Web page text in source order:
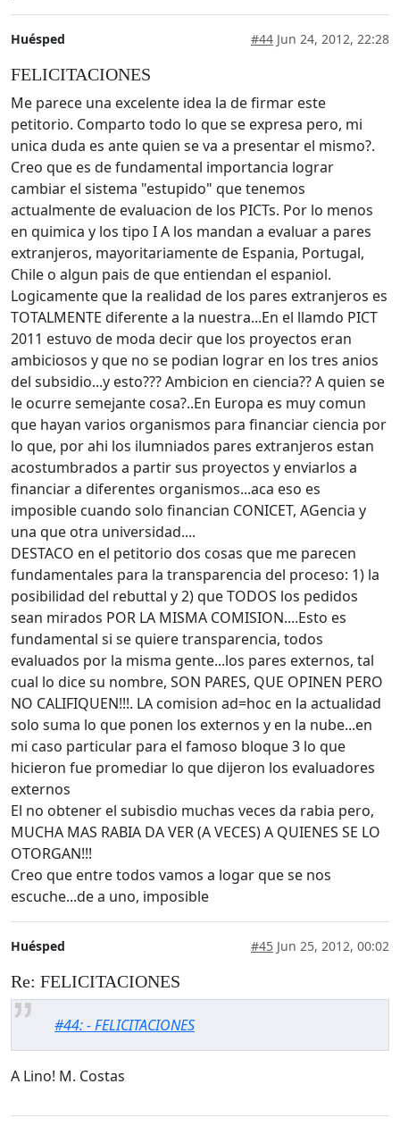
Huésped #44 Jun 24, 2012, 22:28
FELICITACIONES
Me parece una excelente idea la de firmar este
petitorio. Comparto todo lo que se expresa pero, mi
unica duda es ante quien se va a presentar el mismo?.
Creo que es de fundamental importancia lograr
cambiar el sistema "estupido" que tenemos
actualmente de evaluacion de los PICTs. Por lo menos
en quimica y los tipo I A los mandan a evaluar a pares
extranjeros, mayoritariamente de Espania, Portugal,
Chile o algun pais de que entiendan el espaniol.
Logicamente que la realidad de los pares extranjeros es
TOTALMENTE diferente a la nuestra...En el llamdo PICT
2011 estuvo de moda decir que los proyectos eran
ambiciosos y que no se podian lograr en los tres anios
del subsidio...y esto??? Ambicion en ciencia?? A quien se
le ocurre semejante cosa?..En Europa es muy comun
que hayan varios organismos para financiar ciencia por
lo que, por ahi los ilumniados pares extranjeros estan
acostumbrados a partir sus proyectos y enviarlos a
financiar a diferentes organismos...aca eso es
imposible cuando solo financian CONICET, AGencia y
una que otra universidad....
DESTACO en el petitorio dos cosas que me parecen
fundamentales para la transparencia del proceso: 1) la
posibilidad del rebuttal y 2) que TODOS los pedidos
sean mirados POR LA MISMA COMISION....Esto es
fundamental si se quiere transparencia, todos
evaluados por la misma gente...los pares externos, tal
cual lo dice su nombre, SON PARES, QUE OPINEN PERO
NO CALIFIQUEN!!!. LA comision ad=hoc en la actualidad
solo suma lo que ponen los externos y en la nube...en
mi caso particular para el famoso bloque 3 lo que
hicieron fue promediar lo que dijeron los evaluadores
externos
El no obtener el subisdio muchas veces da rabia pero,
MUCHA MAS RABIA DA VER (A VECES) A QUIENES SE LO
OTORGAN!!!
Creo que entre todos vamos a logar que se nos
escuche...de a uno, imposible
Huésped #45 Jun 25, 2012, 00:02
Re: FELICITACIONES
#44: - FELICITACIONES
A Lino! M. Costas